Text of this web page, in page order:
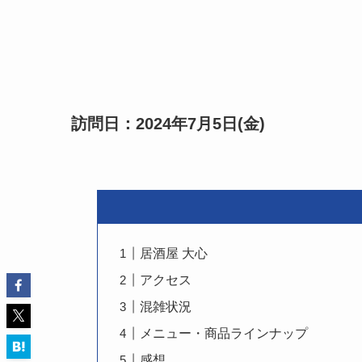
訪問日：2024年7月5日(金)
居酒屋 大心
アクセス
混雑状況
メニュー・商品ラインナップ